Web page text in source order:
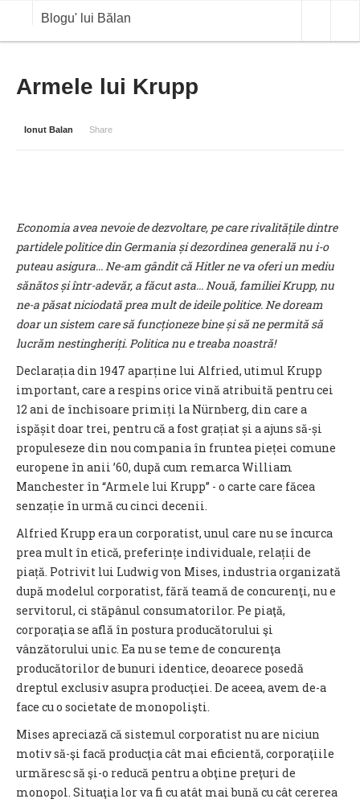
Blogu' lui Bălan
COTATII BVB
Armele lui Krupp
Ionut Balan Share
Economia avea nevoie de dezvoltare, pe care rivalitățile dintre
partidele politice din Germania și dezordinea generală nu i-o
puteau asigura... Ne-am gândit că Hitler ne va oferi un mediu
sănătos și într-adevăr, a făcut asta... Nouă, familiei Krupp, nu
ne-a păsat niciodată prea mult de ideile politice. Ne doream
doar un sistem care să funcționeze bine și să ne permită să
lucrăm nestingheriți. Politica nu e treaba noastră!
Declarația din 1947 aparține lui Alfried, utimul Krupp
important, care a respins orice vină atribuită pentru cei
12 ani de închisoare primiți la Nürnberg, din care a
ispășit doar trei, pentru că a fost grațiat și a ajuns să-și
propuleseze din nou compania în fruntea pieței comune
europene în anii ’60, după cum remarca William
Manchester în “Armele lui Krupp” - o carte care făcea
senzație în urmă cu cinci decenii.
Alfried Krupp era un corporatist, unul care nu se încurca
prea mult în etică, preferințe individuale, relații de
piață. Potrivit lui Ludwig von Mises, industria organizată
după modelul corporatist, fără teamă de concurenţi, nu e
servitorul, ci stăpânul consumatorilor. Pe piaţă,
corporaţia se află în postura producătorului şi
vânzătorului unic. Ea nu se teme de concurenţa
producătorilor de bunuri identice, deoarece posedă
dreptul exclusiv asupra producţiei. De aceea, avem de-a
face cu o societate de monopolişti.
Mises apreciază că sistemul corporatist nu are niciun
motiv să-şi facă producţia cât mai eficientă, corporaţiile
urmăresc să şi-o reducă pentru a obţine preţuri de
monopol. Situaţia lor va fi cu atât mai bună cu cât cererea